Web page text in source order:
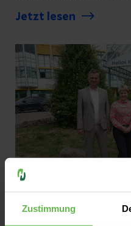
Zustimmung
unabhängige
Strukturen, Abläufe,
Dokumentationen
Ergebnis: keine
Empfehlung zur
Zertifikats ohne
Jetzt lesen
Pressemitteilungen